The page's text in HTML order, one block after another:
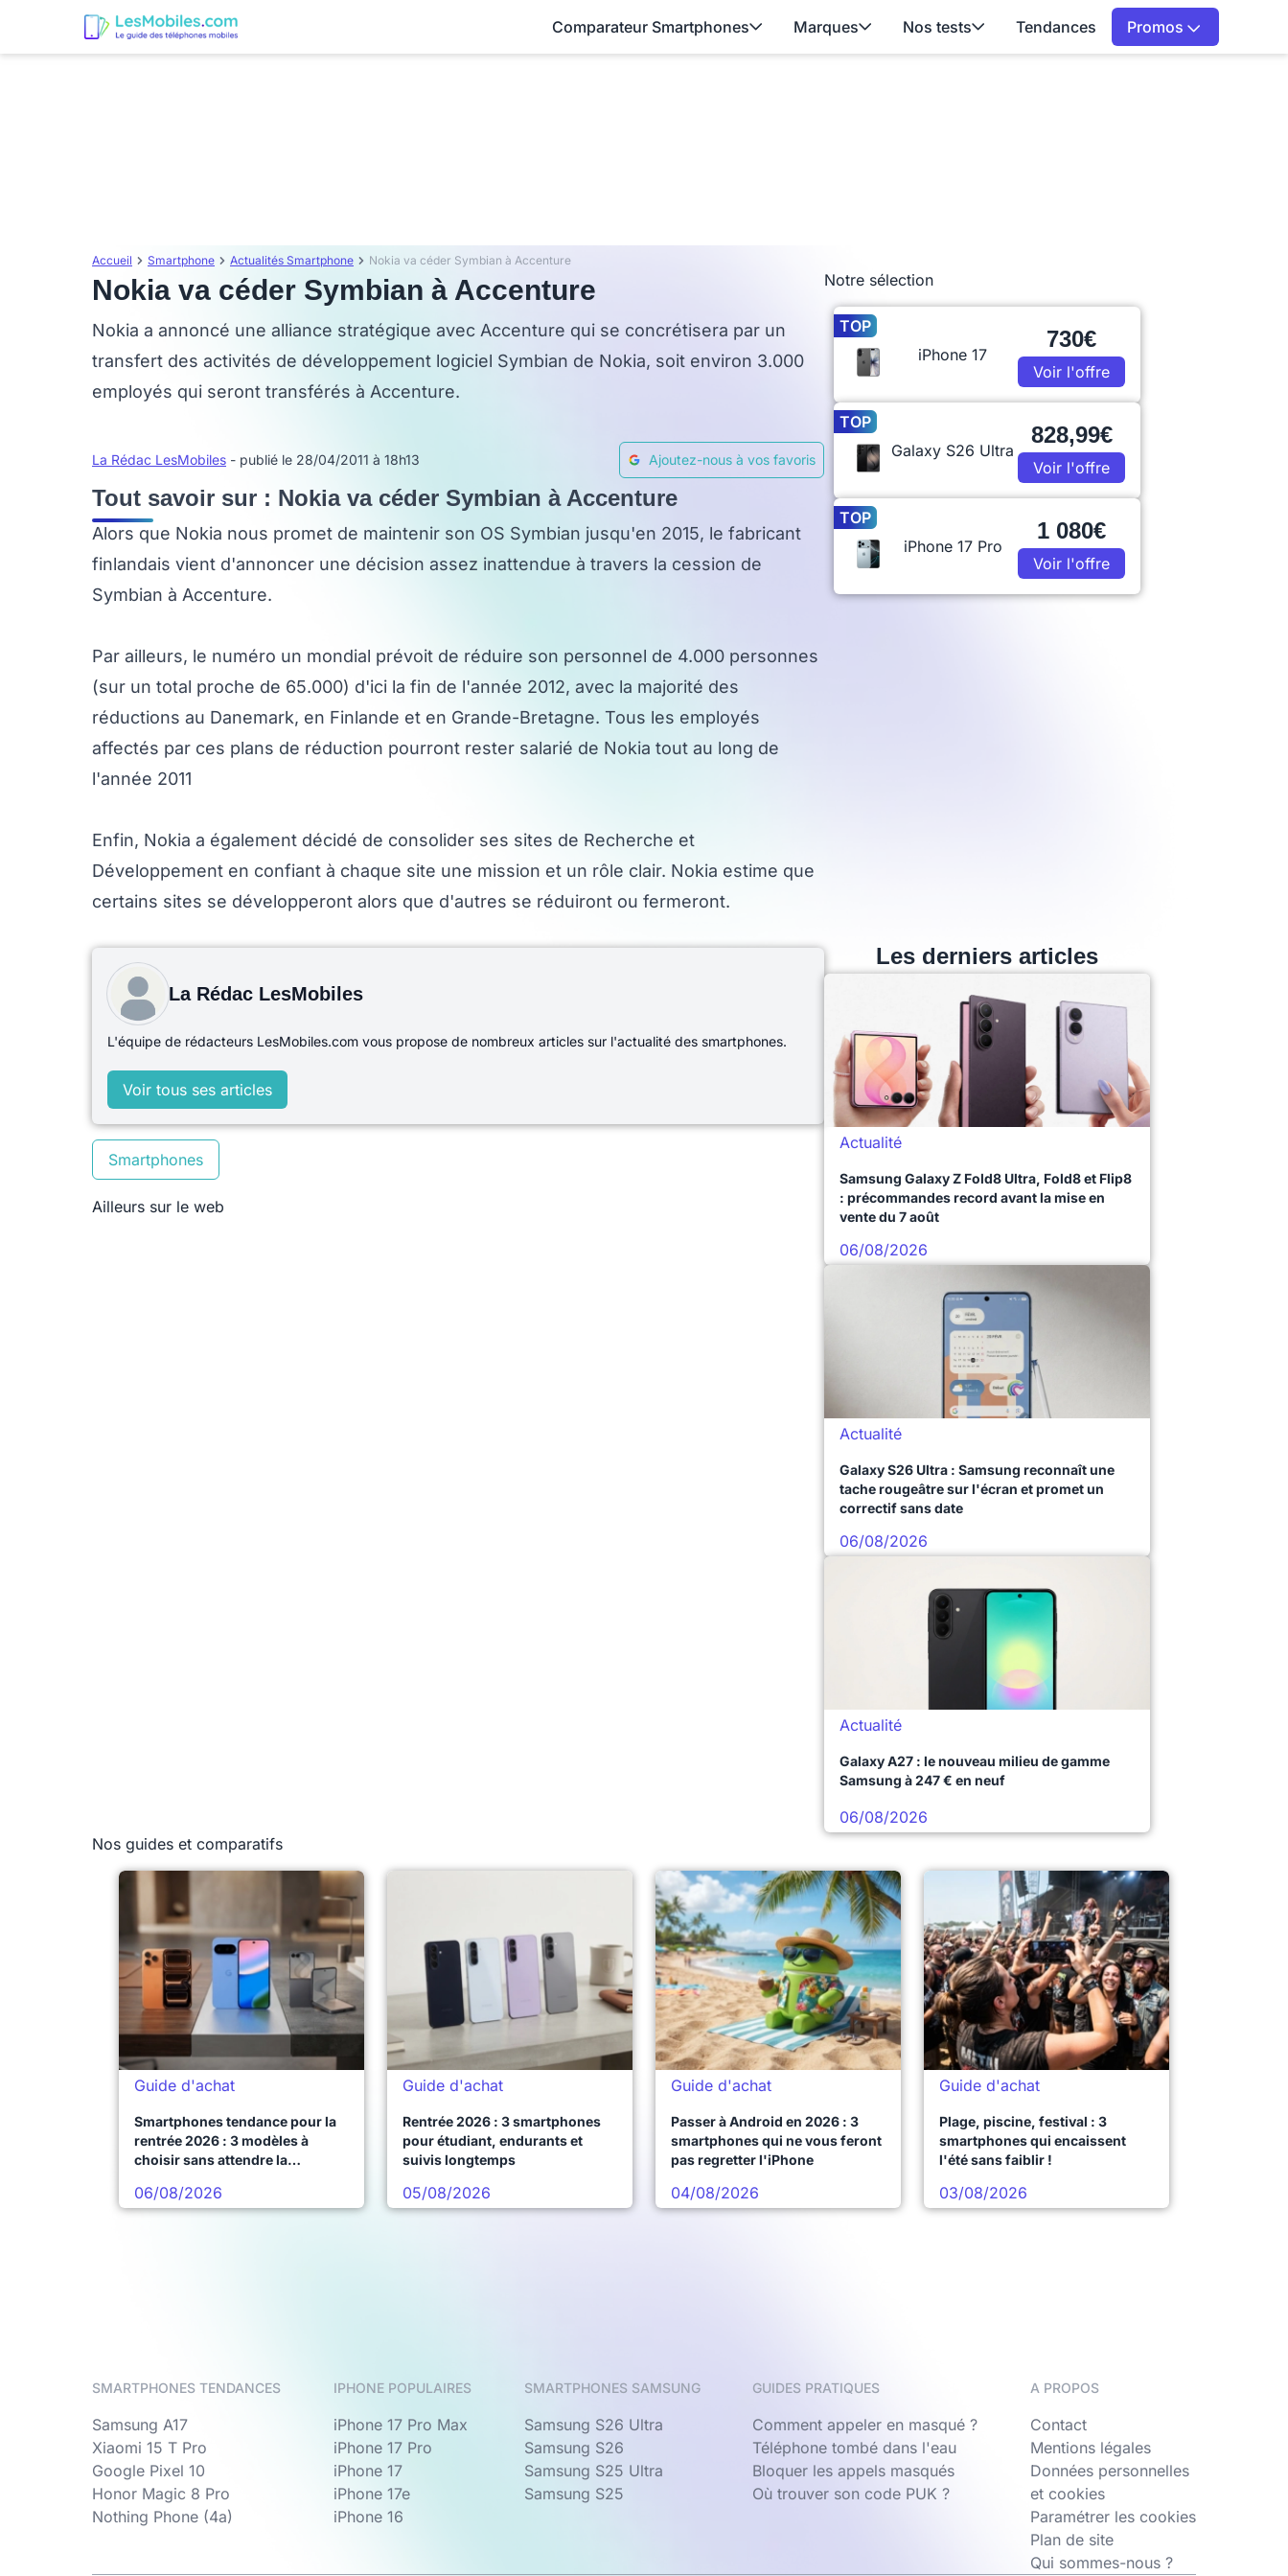
Comparateur Smartphones Marques Nos tests Tendances Promos
Accueil Smartphone Actualités Smartphone Nokia va céder Symbian à Accenture
Nokia va céder Symbian à Accenture
Nokia a annoncé une alliance stratégique avec Accenture qui se concrétisera par un
transfert des activités de développement logiciel Symbian de Nokia, soit environ 3.000
employés qui seront transférés à Accenture.
La Rédac LesMobiles - publié le 28/04/2011 à 18h13 Ajoutez-nous à vos favoris
Tout savoir sur : Nokia va céder Symbian à Accenture
Alors que Nokia nous promet de maintenir son OS Symbian jusqu'en 2015, le fabricant
finlandais vient d'annoncer une décision assez inattendue à travers la cession de
Symbian à Accenture.
Par ailleurs, le numéro un mondial prévoit de réduire son personnel de 4.000 personnes
(sur un total proche de 65.000) d'ici la fin de l'année 2012, avec la majorité des
réductions au Danemark, en Finlande et en Grande-Bretagne. Tous les employés
affectés par ces plans de réduction pourront rester salarié de Nokia tout au long de
l'année 2011
Enfin, Nokia a également décidé de consolider ses sites de Recherche et
Développement en confiant à chaque site une mission et un rôle clair. Nokia estime que
certains sites se développeront alors que d'autres se réduiront ou fermeront.
La Rédac LesMobiles
L'équipe de rédacteurs LesMobiles.com vous propose de nombreux articles sur l'actualité des smartphones.
Voir tous ses articles
Smartphones
Ailleurs sur le web
Notre sélection
TOP
iPhone 17
730€
Voir l'offre
TOP
Galaxy S26 Ultra
828,99€
Voir l'offre
TOP
iPhone 17 Pro
1 080€
Voir l'offre
Les derniers articles
Actualité
Samsung Galaxy Z Fold8 Ultra, Fold8 et Flip8
: précommandes record avant la mise en
vente du 7 août
06/08/2026
Actualité
Galaxy S26 Ultra : Samsung reconnaît une
tache rougeâtre sur l'écran et promet un
correctif sans date
06/08/2026
Actualité
Galaxy A27 : le nouveau milieu de gamme
Samsung à 247 € en neuf
06/08/2026
Nos guides et comparatifs
Guide d'achat
Smartphones tendance pour la
rentrée 2026 : 3 modèles à
choisir sans attendre la
06/08/2026
Guide d'achat
Rentrée 2026 : 3 smartphones
pour étudiant, endurants et
suivis longtemps
05/08/2026
Guide d'achat
Passer à Android en 2026 : 3
smartphones qui ne vous feront
pas regretter l'iPhone
04/08/2026
Guide d'achat
Plage, piscine, festival : 3
smartphones qui encaissent
l'été sans faiblir !
03/08/2026
SMARTPHONES TENDANCES
Samsung A17
Xiaomi 15 T Pro
Google Pixel 10
Honor Magic 8 Pro
Nothing Phone (4a)
IPHONE POPULAIRES
iPhone 17 Pro Max
iPhone 17 Pro
iPhone 17
iPhone 17e
iPhone 16
SMARTPHONES SAMSUNG
Samsung S26 Ultra
Samsung S26
Samsung S25 Ultra
Samsung S25
GUIDES PRATIQUES
Comment appeler en masqué ?
Téléphone tombé dans l'eau
Bloquer les appels masqués
Où trouver son code PUK ?
A PROPOS
Contact
Mentions légales
Données personnelles
et cookies
Paramétrer les cookies
Plan de site
Qui sommes-nous ?